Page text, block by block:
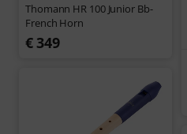
Thomann HR 100 Junior Bb-
French Horn
€ 349